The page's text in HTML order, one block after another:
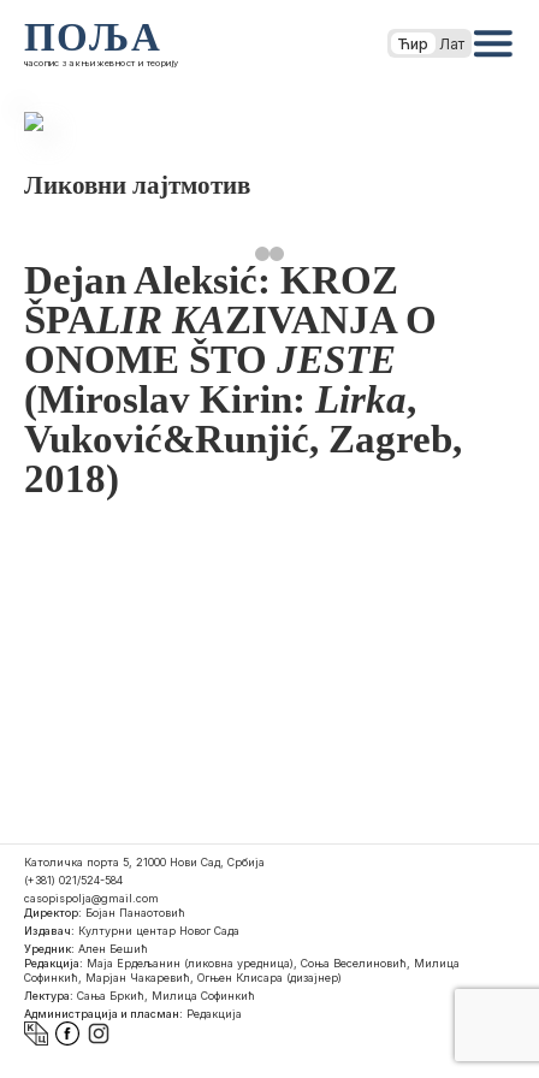
ПОЉА
часопис за књижевност и теорију
Ћир Лат
Ликовни лајтмотив
Dejan Aleksić: KROZ
ŠPALIR KAZIVANJA O
ONOME ŠTO JESTE
(Miroslav Kirin: Lirka,
Vuković&Runjić, Zagreb,
2018)
Католичка порта 5, 21000 Нови Сад, Србија
(+381) 021/524-584
casopispolja@gmail.com
Директор: Бојан Панаотовић
Издавач: Културни центар Новог Сада
Уредник: Ален Бешић
Редакција: Маја Ердељанин (ликовна уредница), Соња Веселиновић, Милица
Софинкић, Марјан Чакаревић, Огњен Клисара (дизајнер)
Лектура: Сања Бркић, Милица Софинкић
Администрација и пласман: Редакција